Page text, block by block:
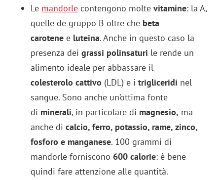
Le mandorle contengono moltevitamine: la A,
quelle de gruppo B oltre che beta
carotene e luteina. Anche in questo caso la
presenza deigrassi polinsaturi le rende un
alimento ideale per abbassare il
colesterolo cattivo (LDL) e itrigliceridi nel
sangue. Sono anche un’ottima fonte
di minerali, in particolare di magnesio, ma
anche dicalcio, ferro, potassio, rame, zinco,
fosforo e manganese. 100 grammi di
mandorle forniscono 600 calorie: è bene
quindi fare attenzione alle quantità.